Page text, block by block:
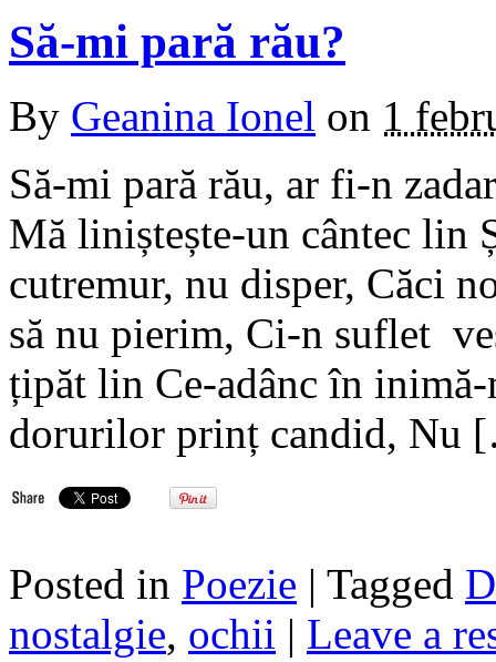
Să-mi pară rău?
By Geanina Ionel on 1
Să-mi pară rău, ar fi-n
Mă liniștește-un cântec lin
cutremur, nu disper, Căci
să nu pierim, Ci-n suflet
țipăt lin Ce-adânc în
dorurilor prinț candid, Nu
Posted in Poezie | Tagged
nostalgie, ochii | Leave a